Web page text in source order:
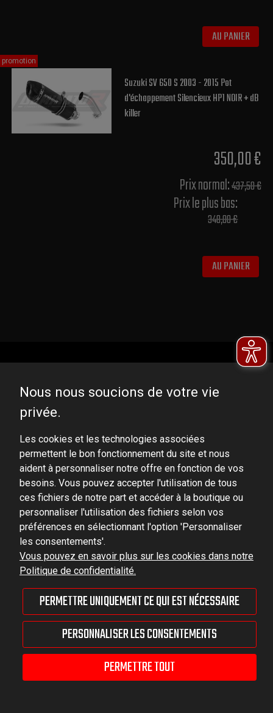
AU PANIER
Suzuki SV 650 S 2003 - 2015 Pot
d'échappement Silencieux HP1 NOIR + dB
killer
350,00 €
Prix normal​:437,50 €
Prix le plus bas:
348,00 €
AU PANIER
promotion
DOMINATOR GROUP Sp. z o.o.
Ludowa 59, 43-514 Kaniów, POLAND
VAT ID No.: 6521751083
dominator@dominator.pl
© Copyright 2022 | Dominator Group Sp. z o. o.
AFFICHER LA VERSION COMPLÈTE DU SITE
Nous nous soucions de votre vie
privée.
Les cookies et les technologies associées
permettent le bon fonctionnement du site et nous
aident à personnaliser notre offre en fonction de vos
besoins. Vous pouvez accepter l'utilisation de tous
ces fichiers de notre part et accéder à la boutique ou
personnaliser l'utilisation des fichiers selon vos
préférences en sélectionnant l'option 'Personnaliser
les consentements'.
Vous pouvez en savoir plus sur les cookies dans notre
Politique de confidentialité.
PERMETTRE UNIQUEMENT CE QUI EST NÉCESSAIRE
PERSONNALISER LES CONSENTEMENTS
PERMETTRE TOUT